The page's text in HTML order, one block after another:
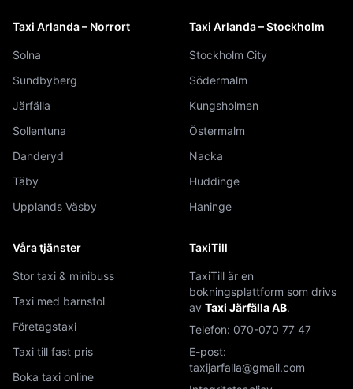
Taxi Arlanda – Norrort
Solna
Sundbyberg
Järfälla
Sollentuna
Danderyd
Täby
Upplands Väsby
Taxi Arlanda – Stockholm
Stockholm City
Södermalm
Kungsholmen
Östermalm
Nacka
Huddinge
Haninge
Våra tjänster
Stor taxi & minibuss
Taxi med barnstol
Företagstaxi
Taxi till fast pris
Boka taxi online
TaxiTill
TaxiTill är en
bokningsplattform som drivs
av Taxi Järfälla AB.
Telefon: 070-070 77 47
E-post:
taxijarfalla@gmail.com